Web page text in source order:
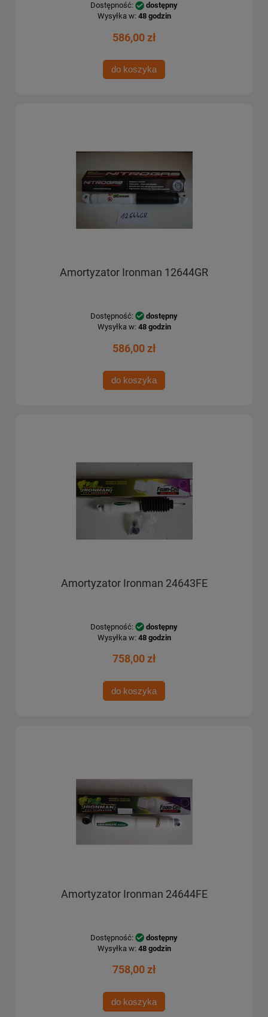
Dostępność:
dostępny
Wysyłka w: 48 godzin
586,00 zł
do koszyka
Amortyzator Ironman 12644GR
Dostępność:
dostępny
Wysyłka w: 48 godzin
586,00 zł
do koszyka
Amortyzator Ironman 24643FE
Dostępność:
dostępny
Wysyłka w: 48 godzin
758,00 zł
do koszyka
Amortyzator Ironman 24644FE
Dostępność:
dostępny
Wysyłka w: 48 godzin
758,00 zł
do koszyka